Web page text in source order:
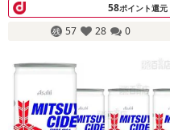
58ポイント還元
57 28 0